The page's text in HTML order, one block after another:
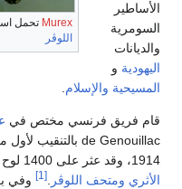
Murex تحمل
اللوڤر
الأساطير
السومرية
والديانات
اليهودية و
المسيحية والإسلام
قام فريق فرنسي مختص في
1914، وقد عثر على 1400 لوح طيني، وُزعت بين
الأثري ومتحف اللوڤر [1] وفي